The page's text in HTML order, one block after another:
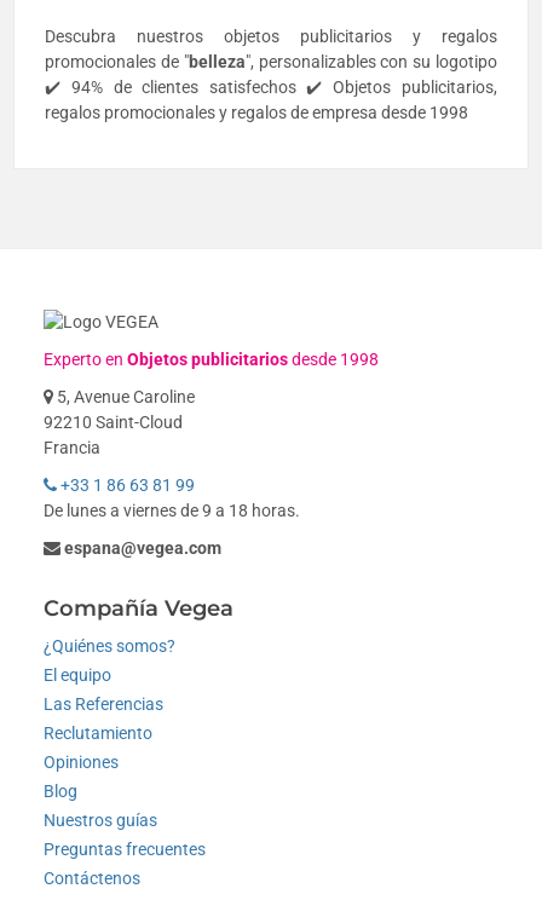
Descubra nuestros objetos publicitarios y regalos
promocionales de "belleza", personalizables con su logotipo
✔️ 94% de clientes satisfechos ✔️ Objetos publicitarios,
regalos promocionales y regalos de empresa desde 1998
Experto enObjetos publicitariosdesde 1998
5, Avenue Caroline
92210 Saint-Cloud
Francia
+33 1 86 63 81 99
De lunes a viernes de 9 a 18 horas.
espana@vegea.com
Compañía Vegea
¿Quiénes somos?
El equipo
Las Referencias
Reclutamiento
Opiniones
Blog
Nuestros guías
Preguntas frecuentes
Contáctenos